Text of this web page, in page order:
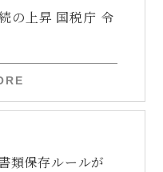
の上昇 国税庁 令
類保存ルールが